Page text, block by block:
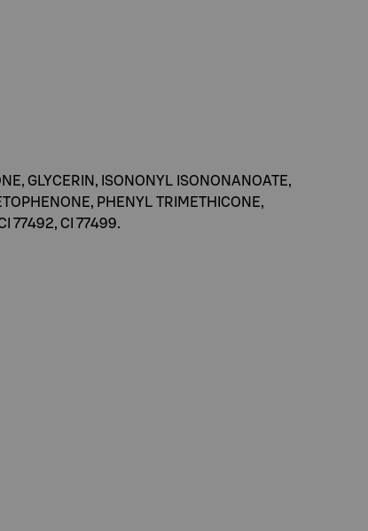
GLYCERIN, ISONONYL ISONONANOATE,
PHENYL TRIMETHICONE,
77492, CI 77499.